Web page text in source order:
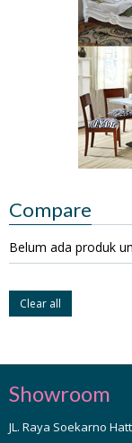
Compare
Belum ada produk
Clear all
Showroom
JL. Raya Soekarno